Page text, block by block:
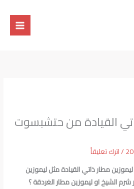
القيادة من حتشبسوت
/اترك تعليقاً
مطار ذاتي القيادة مثل ليموزين
الشيخ او ليموزين مطار الغردقة ؟